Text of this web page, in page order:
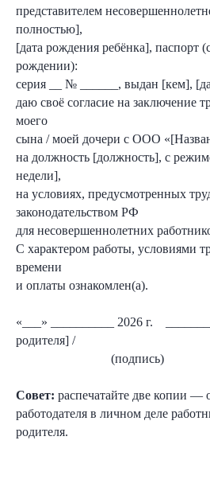
представителем
полностью],
[дата рождения ребёнка], паспорт
рождении):
серия __ № ______, выдан [кем],
даю своё согласие на заключение
моего
сына / моей дочери с ООО
на должность [должность], с
недели],
на условиях, предусмотренных
законодательством РФ
для несовершеннолетних
С характером работы, условиями
времени
и оплаты ознакомлен(а).
«___» __________ 2026 г.
родителя] /
(подпись)
Совет: распечатайте две копии —
работодателя в личном деле
родителя.